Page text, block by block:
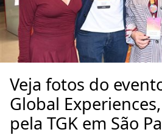
Veja fotos do
Global
pela TGK em São